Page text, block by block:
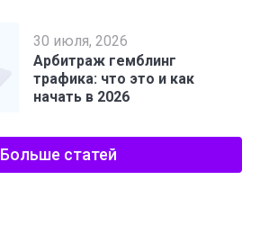
30 июля, 2026
Арбитраж гемблинг
трафика: что это и как
начать в 2026
Больше статей